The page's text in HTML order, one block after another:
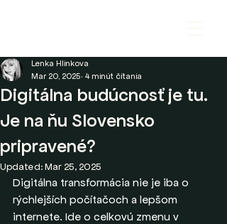
Digitálna budúcnosť je tu.
Je na ňu Slovensko
pripravené?
Lenka Hlinkova
Mar 20, 2025 4 minút čítania
Updated:Mar 25, 2025
Digitálna transformácia nie je iba o
rýchlejších počítačoch a lepšom
internete. Ide o celkovú zmenu v